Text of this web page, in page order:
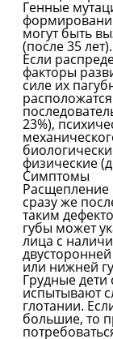
Генные
могут быть
(после 35 лет).
Если
факторы
силе их
23%),
физические
Симптомы
сразу же
таким
губы может
лица с
или нижней
Грудные дети
испытывают
глотании.
большие, то